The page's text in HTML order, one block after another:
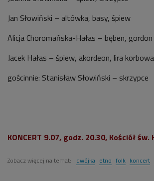
Jan Słowiński – altówka, basy, śpiew
Alicja Choromańska-Hałas – bęben, gordon
Jacek Hałas – śpiew, akordeon, lira korbowa
gościnnie: Stanisław Słowiński – skrzypce
KONCERT 9.07, godz. 20.30, Kościół
Zobacz więcej na temat: dwójka etno folk koncert